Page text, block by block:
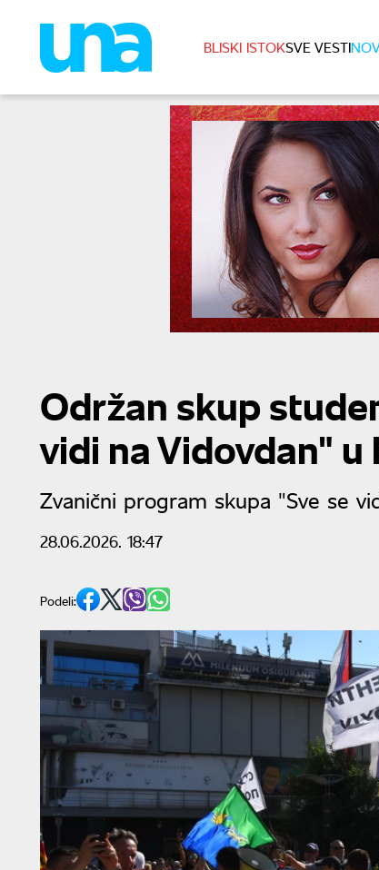
BLISKI ISTOKSVE VESTI
Održan skup
vidi na Vidovdan" u
Zvanični program skupa "Sve se
28.06.2026. 18:47
Podeli: